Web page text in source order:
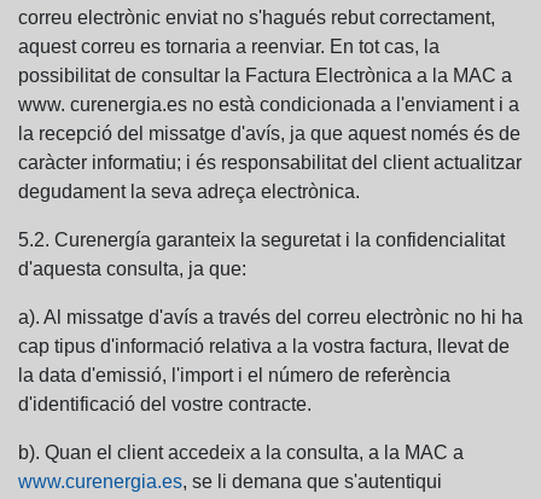
correu electrònic enviat no s'hagués rebut correctament,
aquest correu es tornaria a reenviar. En tot cas, la
possibilitat de consultar la Factura Electrònica a la MAC a
www. curenergia.es no està condicionada a l'enviament i a
la recepció del missatge d'avís, ja que aquest només és de
caràcter informatiu; i és responsabilitat del client actualitzar
degudament la seva adreça electrònica.
5.2. Curenergía garanteix la seguretat i la confidencialitat
d'aquesta consulta, ja que:
a). Al missatge d'avís a través del correu electrònic no hi ha
cap tipus d'informació relativa a la vostra factura, llevat de
la data d'emissió, l'import i el número de referència
d'identificació del vostre contracte.
b). Quan el client accedeix a la consulta, a la MAC a
www.curenergia.es, se li demana que s'autentiqui